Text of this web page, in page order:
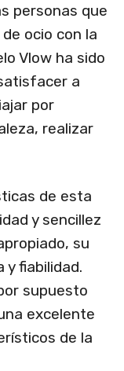
personas que
ocio con la
Vlow ha sido
a
por
realizar
de esta
y sencillez
su
y fiabilidad.
supuesto
excelente
de la